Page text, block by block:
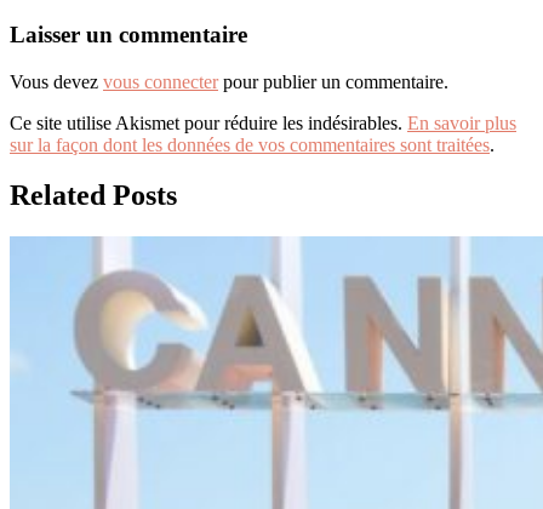
Laisser un commentaire
Vous devez vous connecterpour publier un commentaire.
Ce site utilise Akismet pour réduire les indésirables. En savoir plus
sur la façon dont les données de vos commentaires sont traitées.
Related Posts